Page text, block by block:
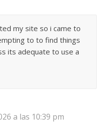
my site so i came to
to to find things
its adequate to use a
a las 10:39 pm